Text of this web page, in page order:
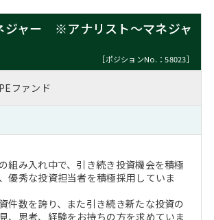
ジャー ※アナリスト～マネジャ
［ポジションNo.：58023］
ファンド
組み入れ中で、引き続き投資機会を積極
優秀な投資担当者を積極採用していま
件数を誇り、また引き続き新たな投資の
、思考、経験をお持ちの方を求めていま